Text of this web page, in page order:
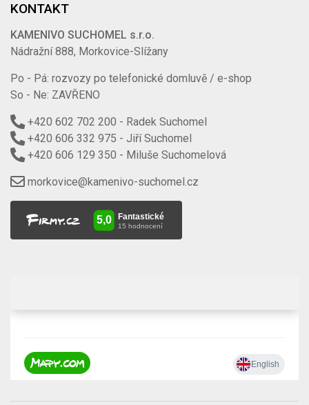
KONTAKT
KAMENIVO SUCHOMEL s.r.o.
Nádražní 888, Morkovice-Slížany
Po - Pá: rozvozy po telefonické domluvě / e-shop
So - Ne: ZAVŘENO
+420 602 702 200 - Radek Suchomel
+420 606 332 975 - Jiří Suchomel
+420 606 129 350 - Miluše Suchomelová
morkovice@kamenivo-suchomel.cz